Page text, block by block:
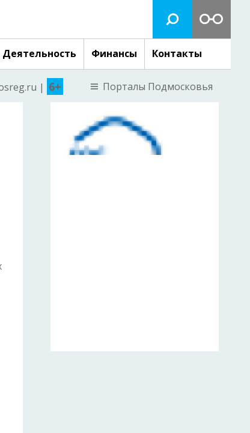
Деятельность Финансы Контакты
| 6+ Порталы Подмосковья